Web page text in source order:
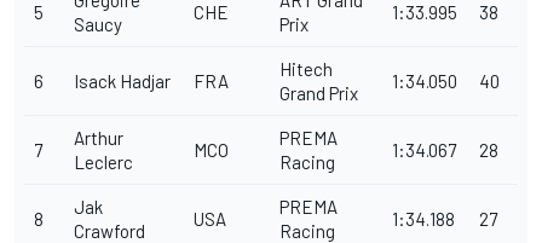
5
Saucy
CHE
Prix
1:33.995 38
6 Isack Hadjar FRA
Hitech
Grand Prix
1:34.050 40
7
Arthur
Leclerc
MCO
PREMA
Racing
1:34.067 28
8
Jak
Crawford
USA
PREMA
Racing
1:34.188 27